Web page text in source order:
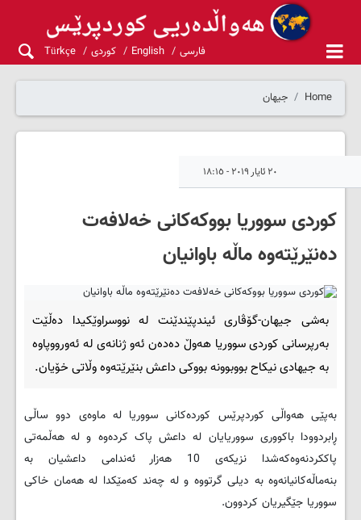
فارسی English کوردی Türkçe
Home جیهان
٢٠ ئایار ٢٠١٩ - ١٨:١٥
کوردی سووریا بووکەکانی خەلافەت
دەنێرێتەوە ماڵە باوانیان
بەشی جیهان-گۆڤاری ئیندپێندێنت لە نووسراوێکیدا دەڵێت
بەرپرسانی کوردی سووریا هەوڵ دەدەن ئەو ژنانەی لە ئەورووپاوە
بە جیهادی نیکاح بووبوونە بووکی داعش بنێرێتەوە وڵاتی خۆیان.
بەپێی هەواڵی کوردپرێس کوردەکانی سووریا لە ماوەی دوو ساڵی
ڕابردوودا باکووری سووریایان لە داعش پاک کردەوە و لە هەڵمەتی
پاککردنەوەکەشدا نزیکەی 10 هەزار ئەندامی داعشیان بە
بنەماڵەکانیانەوە بە دیلی گرتووە و لە چەند کەمێکدا لە هەمان خاکی
سووریا جێگیریان کردوون.